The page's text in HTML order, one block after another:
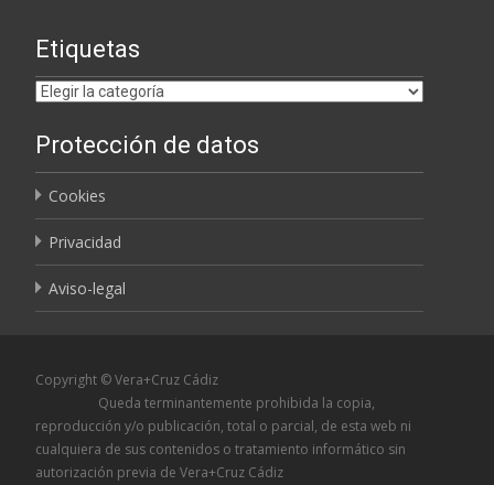
Etiquetas
Etiquetas
Protección de datos
Cookies
Privacidad
Aviso-legal
Copyright © Vera+Cruz Cádiz
Queda terminantemente prohibida la copia,
reproducción y/o publicación, total o parcial, de esta web ni
cualquiera de sus contenidos o tratamiento informático sin
autorización previa de Vera+Cruz Cádiz